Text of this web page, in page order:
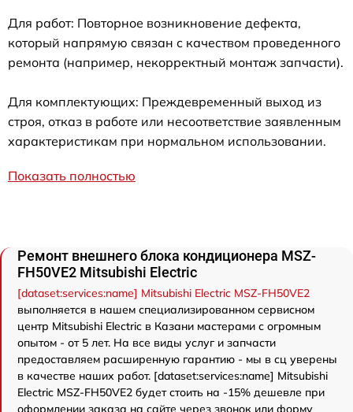
Для работ: Повторное возникновение дефекта,
который напрямую связан с качеством проведенного
ремонта (например, некорректный монтаж запчасти).
Для комплектующих: Преждевременный выход из
строя, отказ в работе или несоответствие заявленным
характеристикам при нормальном использовании.
Показать полностью
Ремонт внешнего блока кондиционера MSZ-
FH50VE2 Mitsubishi Electric
[dataset:services:name] Mitsubishi Electric MSZ-FH50VE2
выполняется в нашем специализированном сервисном
центр Mitsubishi Electric в Казани мастерами с огромным
опытом - от 5 лет. На все виды услуг и запчасти
предоставляем расширенную гарантию - мы в сц уверены
в качестве наших работ. [dataset:services:name] Mitsubishi
Electric MSZ-FH50VE2 будет стоить на -15% дешевле при
оформлении заказа на сайте через звонок или форму